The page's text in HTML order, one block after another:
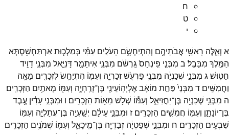
ח
ט
י
א וְאֵ֛לֶּה רָאשֵׁ֥י אֲבֹתֵיהֶ֖ם וְהִתְיַחְשָׂ֑ם הָעֹלִ֣ים עִמִּ֗י בְּמַלְכ֛וּתאַרְתַּחְשַׁ֥סְתְּא
הַמֶּ֖לֶךְ מִבָּבֶֽל׃ ב מִבְּנֵ֤י פִֽינְחָס֙גֵּֽרְשֹׁ֔ם מִבְּנֵ֥י אִיתָמָ֖רדָּנִיֵּ֑אל מִבְּנֵ֥י דָוִ֖יד
חַטּֽוּשׁ׃ג מִבְּנֵ֣י שְׁכַנְיָ֔ה מִבְּנֵ֥י פַרְעֹ֖שׁזְכַרְיָ֑ה וְעִמּ֛וֹ הִתְיַחֵ֥שׂלִזְכָרִ֖ים מֵאָ֥ה
וַחֲמִשִּֽׁים׃ ד מִבְּנֵי֙ פַּחַ֣ת מוֹאָ֔באֶלְיְהֽוֹעֵינַ֖י בֶּן־זְרַֽחְיָ֑ה וְעִמּ֖וֹ מָאתַ֥יִם הַזְּכָרִֽים׃
ה מִבְּנֵ֥י שְׁכַנְיָ֖ה בֶּן־יַחֲזִיאֵ֑ל וְעִמּ֕וֹ שְׁלֹ֥שׁ מֵא֖וֹת הַזְּכָרִֽים׃ ו וּמִבְּנֵ֣י עָדִ֔ין עֶ֖בֶד
בֶּן־יוֹנָתָ֑ן וְעִמּ֖וֹ חֲמִשִּׁ֥ים הַזְּכָרִֽים׃ ז וּמִבְּנֵ֣י עֵילָ֔ם יְשַֽׁעְיָ֖ה בֶּן־עֲתַלְיָ֑ה וְעִמּ֖וֹ
שִׁבְעִ֥ים הַזְּכָרִֽים׃ ח וּמִבְּנֵ֣י שְׁפַטְיָ֔ה זְבַדְיָ֖ה בֶּן־מִֽיכָאֵ֑ל וְעִמּ֖וֹ שְׁמֹנִ֥ים הַזְּכָרִֽים׃